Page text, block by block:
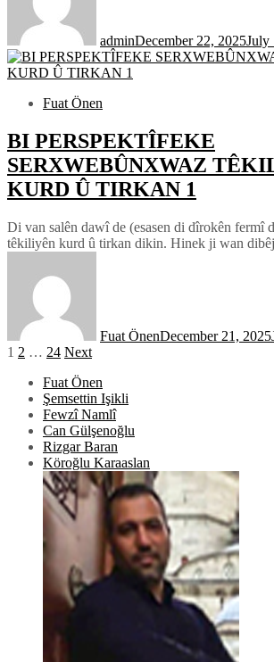
adminDecember 22, 2025July
Fuat Önen
BI PERSPEKTÎFEKE
SERXWEBÛNXWAZ
KURD Û TIRKAN 1
Di van salên dawî de (esasen di dîrokên fermî
têkiliyên kurd û tirkan dikin. Hinek ji wan
Fuat ÖnenDecember 21, 2025
Posts
pagination
1 2 … 24 Next
Fuat Önen
Şemsettin Işikli
Fewzî Namlî
Can Gülşenoğlu
Rizgar Baran
Köroğlu Karaaslan